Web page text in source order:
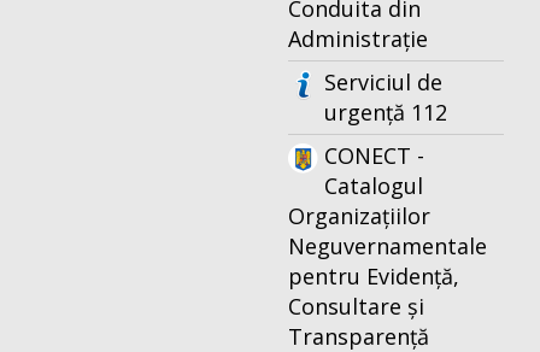
Conduita din
Administrație
Serviciul de
urgență 112
CONECT -
Catalogul
Organizațiilor
Neguvernamentale
pentru Evidență,
Consultare și
Transparență